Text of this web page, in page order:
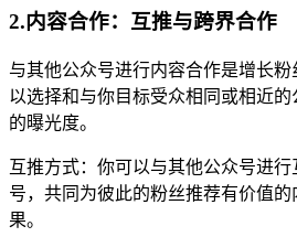
2.内容合作：互推与跨界合作
与其他公众号进行内容合作是增长
以选择和与你目标受众相同或相近
的曝光度。
互推方式：你可以与其他公众号进
号，共同为彼此的粉丝推荐有价值的
果。